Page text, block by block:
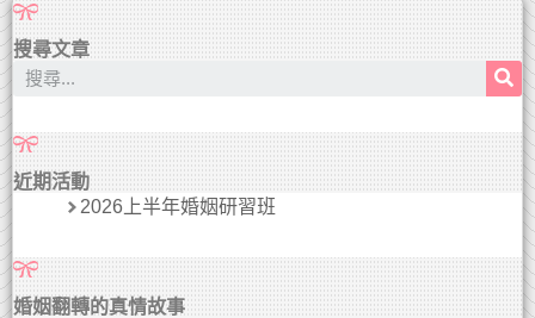
搜尋文章
近期活動
2026上半年婚姻研習班
婚姻翻轉的真情故事